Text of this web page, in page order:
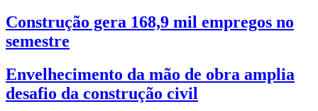
Construção gera 168,9 mil empregos no
semestre
Envelhecimento da mão de obra amplia
desafio da construção civil